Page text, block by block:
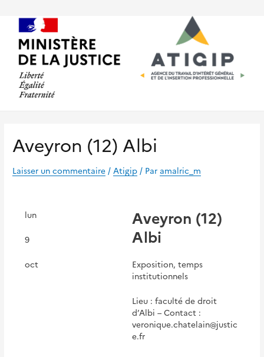
contenu
Aveyron (12) Albi
Laisser un commentaire /Atigip / Paramalric_m
lun
9
oct
Aveyron (12)
Albi
Exposition, temps
institutionnels
Lieu : faculté de droit
d’Albi – Contact :
veronique.chatelain@justic
e.fr